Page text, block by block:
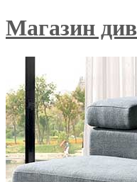
Магазин